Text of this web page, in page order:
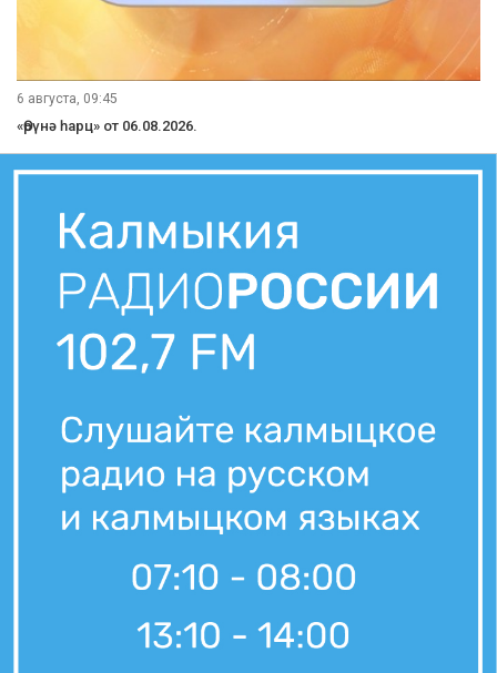
7 августа, 07:36
Вести Калмыкия. Утренний выпуск от 07.08.2026.
Вести Калмыкия. Вечерний выпуск от 06.08.2026.